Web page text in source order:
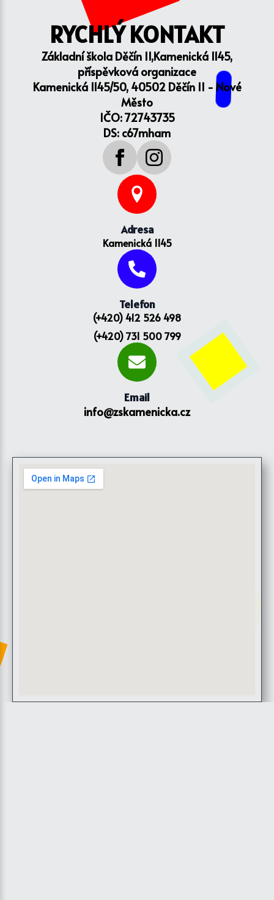
RYCHLÝ KONTAKT
Základní škola Děčín II,Kamenická 1145,
příspěvková organizace
Kamenická 1145/50, 40502 Děčín II - Nové
Město
IČO: 72743735
DS: c67mham
Adresa
Kamenická 1145
Telefon
(+420) 412 526 498
(+420) 731 500 799
Email
info@zskamenicka.cz